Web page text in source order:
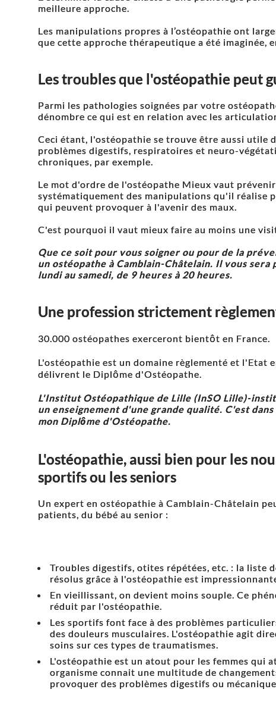
meilleure approche.
Les manipulations propres à l’ostéopathie ont
que cette approche thérapeutique a été imaginée,
Les troubles que l'ostéopathie peut
Parmi les pathologies soignées par votre
dénombre ce qui est en relation avec les
Ceci étant, l'ostéopathie se trouve être aussi utile
problèmes digestifs, respiratoires et neuro-
chroniques, par exemple.
Le mot d'ordre de l'ostéopathe Mieux vaut
systématiquement des manipulations qu'il réalise
qui peuvent provoquer à l'avenir des maux.
C'est pourquoi il vaut mieux faire au moins une
Que ce soit pour vous soigner ou pour de la
un ostéopathe à Camblain-Châtelain. Il vous
lundi au samedi, de 9 heures à 20 heures.
Une profession strictement
30.000 ostéopathes exerceront bientôt en France.
L'ostéopathie est un domaine règlementé et l'Etat
délivrent le Diplôme d'Ostéopathe.
L'Institut Ostéopathique de Lille (InSO Lille)-
un enseignement d'une grande qualité. C'est
mon Diplôme d'Ostéopathe.
L'ostéopathie, aussi bien pour les
sportifs ou les seniors
Un expert en ostéopathie à Camblain-Châtelain
patients, du bébé au senior :
Troubles digestifs, otites répétées, etc. : la liste
résolus grâce à l'ostéopathie est
En vieillissant, on devient moins souple. Ce
réduit par l'ostéopathie.
Les sportifs font face à des problèmes
des douleurs musculaires. L'ostéopathie agit
soins sur ces types de traumatismes.
L'ostéopathie est un atout pour les femmes qui
organisme connait une multitude de
provoquer des problèmes digestifs ou